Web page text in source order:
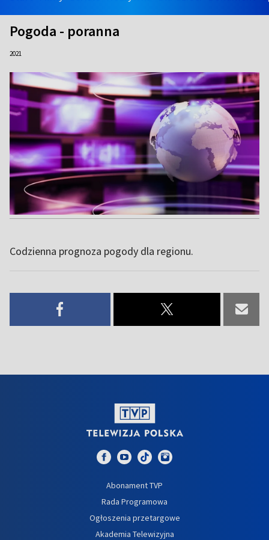
Pogoda - poranna
2021
Codzienna prognoza pogody dla regionu.
Abonament TVP
Rada Programowa
Ogłoszenia przetargowe
Akademia Telewizyjna